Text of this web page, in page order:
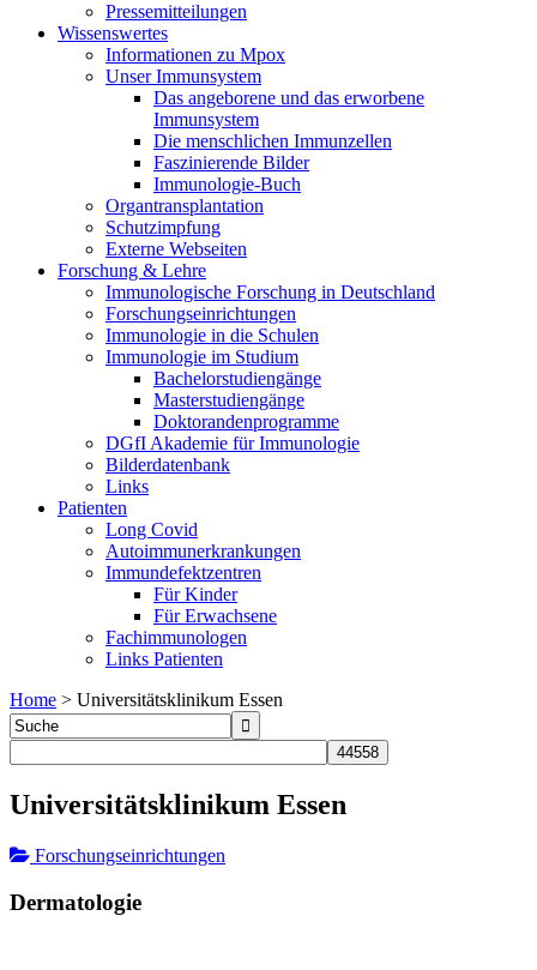
Pressemitteilungen
Wissenswertes
Informationen zu Mpox
Unser Immunsystem
Das angeborene und das erworbene
Immunsystem
Die menschlichen Immunzellen
Faszinierende Bilder
Immunologie-Buch
Organtransplantation
Schutzimpfung
Externe Webseiten
Forschung & Lehre
Immunologische Forschung in Deutschland
Forschungseinrichtungen
Immunologie in die Schulen
Immunologie im Studium
Bachelorstudiengänge
Masterstudiengänge
Doktorandenprogramme
DGfI Akademie für Immunologie
Bilderdatenbank
Links
Patienten
Long Covid
Autoimmunerkrankungen
Immundefektzentren
Für Kinder
Für Erwachsene
Fachimmunologen
Links Patienten
Home > Universitätsklinikum Essen
Universitätsklinikum Essen
Forschungseinrichtungen
Dermatologie